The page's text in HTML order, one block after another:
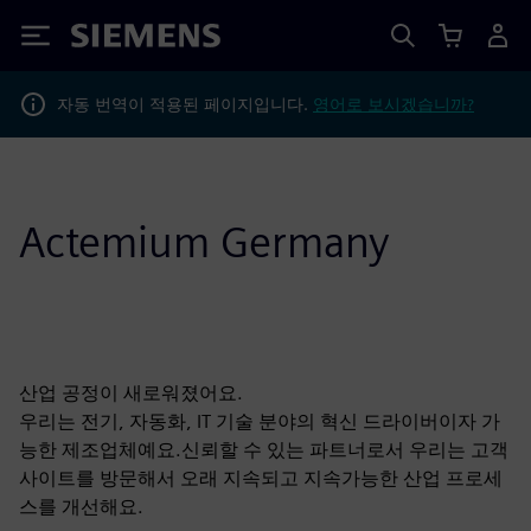
Siemens
자동 번역이 적용된 페이지입니다. 영어로 보시겠습니까?
Actemium Germany
산업 공정이 새로워졌어요.
우리는 전기, 자동화, IT 기술 분야의 혁신 드라이버이자 가
능한 제조업체예요.신뢰할 수 있는 파트너로서 우리는 고객
사이트를 방문해서 오래 지속되고 지속가능한 산업 프로세
스를 개선해요.